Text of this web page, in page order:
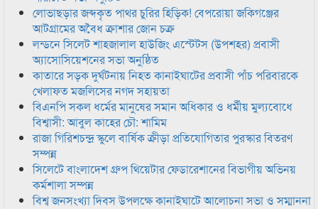
লোভাছড়ার জব্দকৃত পাথর চুরির হিড়িক! বেপরোয়া জকিগঞ্জের
আটগ্রামের অবৈধ ক্রাশার জোন চক্র
লন্ডনে সিলেট শাহজালাল হাউজিং এস্টেটস (উপশহর) প্রবাসী
অ্যাসোসিয়েশনের সভা অনুষ্ঠিত
কাতারে সড়ক দুর্ঘটনায় নিহত কানাইঘাটের প্রবাসী পাঁচ পরিবারকে
খেলাফত মজলিসের নগদ সহায়তা
বিএনপি সকল ধর্মের মানুষের সমান অধিকার ও ধর্মীয় মুল্যবোধে
বিশ্বাসী: আবুল কাহের চৌ: শামিম
রাজা গিরিশচন্দ্র স্কুলে বার্ষিক ক্রীড়া প্রতিযোগিতার পুরস্কার বিতরণ
সম্পন্ন
সিলেটে বাংলাদেশ গ্রুপ থিয়েটার ফেডারেশানের বিভাগীয় অভিনয়
কর্মশালা সম্পন্ন
বিশ্ব জনসংখ্যা দিবস উপলক্ষে কানাইঘাটে আলোচনা সভা ও সম্মাননা